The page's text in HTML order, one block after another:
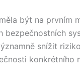
být na prvním
snížit
konkrétního